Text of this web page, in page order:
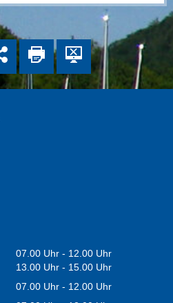
07.00 Uhr - 12.00 Uhr
13.00 Uhr - 15.00 Uhr
07.00 Uhr - 12.00 Uhr